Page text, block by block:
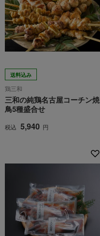
送料込み
鶏三和
三和の純鶏名古屋コーチン焼
鳥5種盛合せ
税込 5,940 円